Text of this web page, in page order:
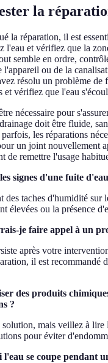
la
la réparation, il est
l'eau et vérifiez que la
semble en ordre,
l'appareil ou de la
résolu un problème de
et vérifiez que l'eau
nécessaire pour
doit être fluide,
les réparations
un joint nouvellement
de remettre l'usage
signes d'une fuite
des taches d'humidité sur
élevées ou la présence
je faire appel à un
après votre
il est recommandé
des produits
?
solution, mais veillez à lire
pour éviter
l'eau se coupe pendant